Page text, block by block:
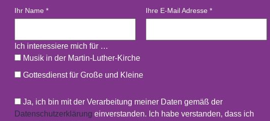
Ihr Name * Ihre E-Mail Adresse *
Ich interessiere mich für …
Musik in der Martin-Luther-Kirche
Gottesdienst für Große und Kleine
Ja, ich bin mit der Verarbeitung meiner Daten gemäß der
Datenschutzerklärung einverstanden. Ich habe verstanden, dass ich